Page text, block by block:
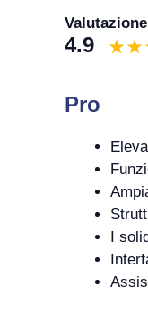
4.9
Pro
I